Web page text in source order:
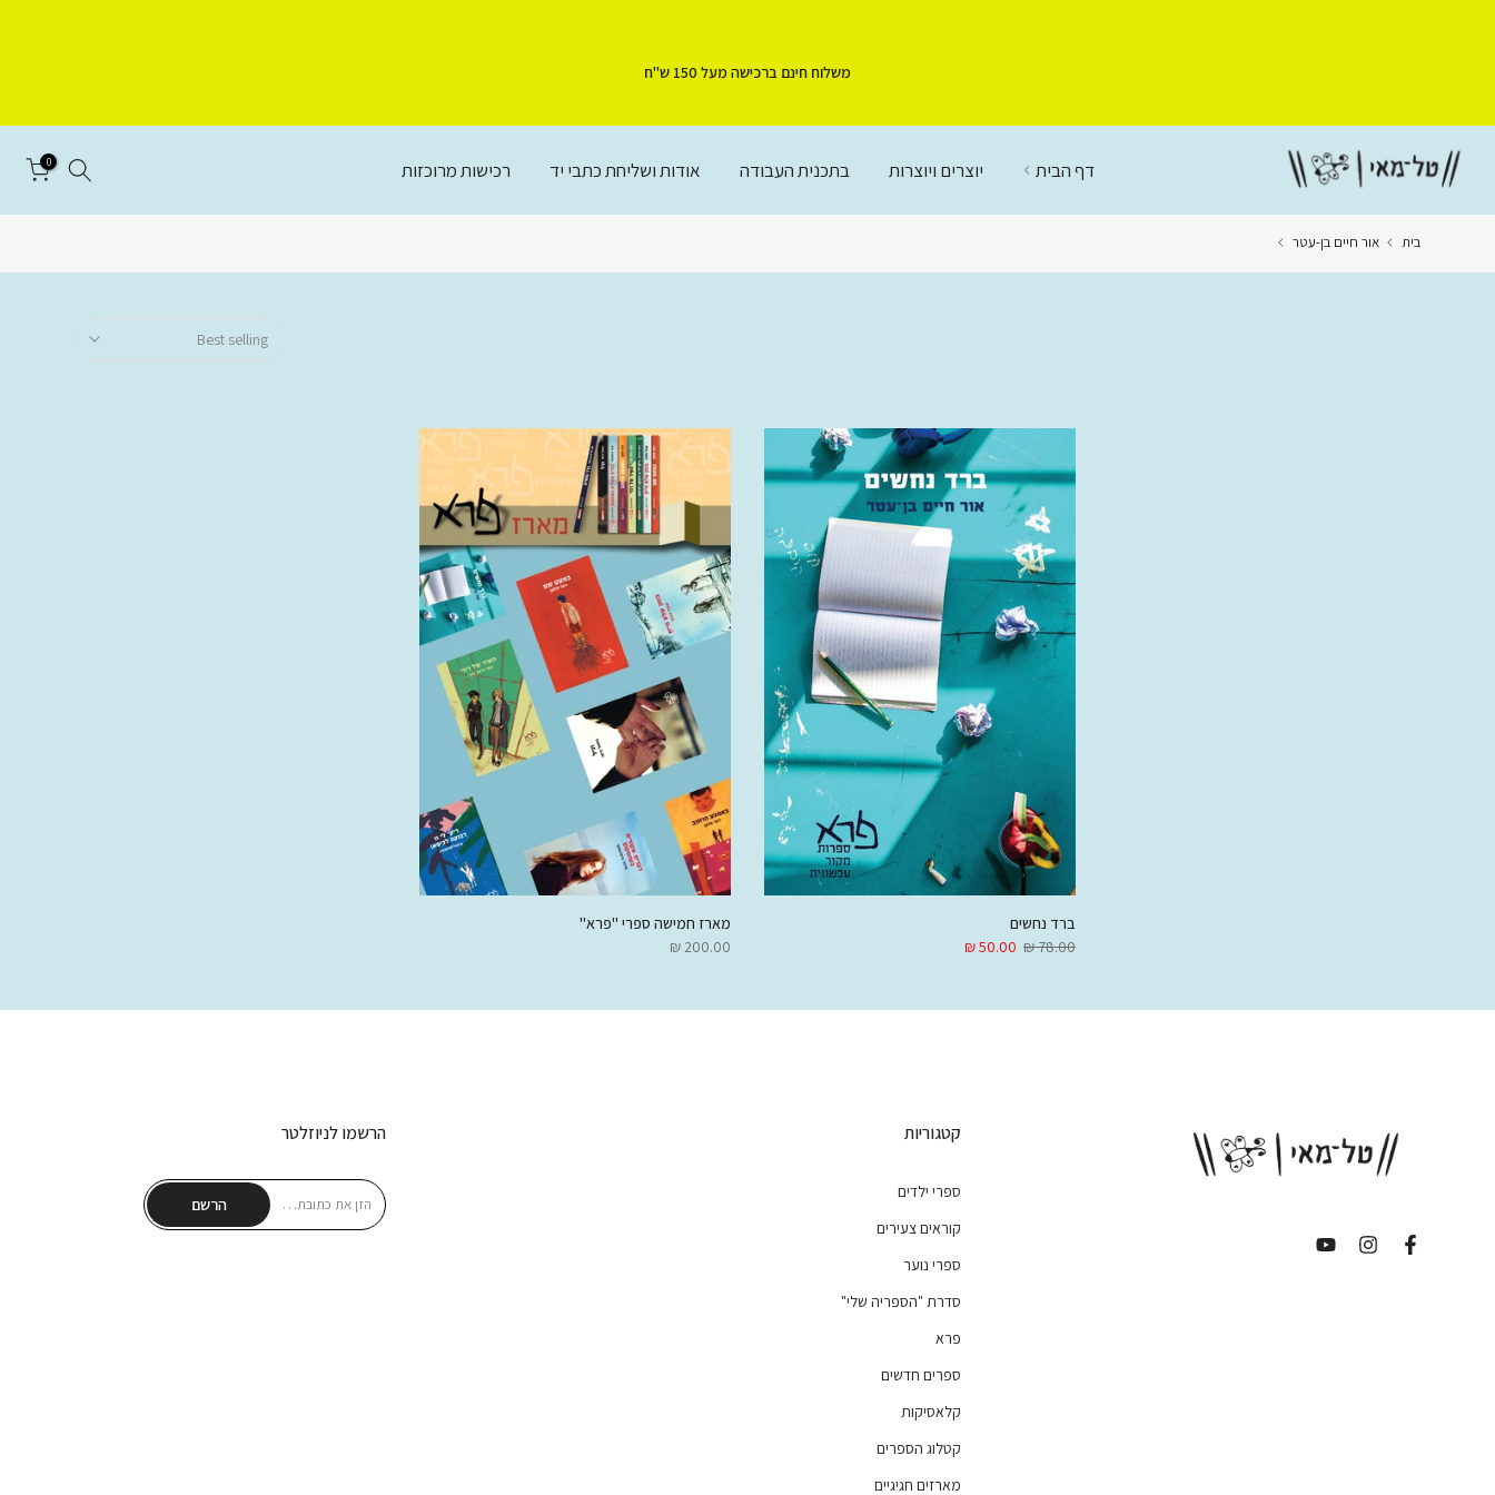
משלוח חינם ברכישה מעל 150 ש"ח
דף הבית יוצרים ויוצרות בתכנית העבודה אודות ושליחת כתבי יד רכישות מרוכזות 0
בית אור חיים בן-עטר
Best selling
ברד נחשים
78.00 ₪
50.00 ₪
מארז חמישה ספרי "פרא"
200.00 ₪
קטגוריות
ספרי ילדים
קוראים צעירים
ספרי נוער
סדרת "הספריה שלי"
פרא
ספרים חדשים
קלאסיקות
קטלוג הספרים
מארזים חגיגיים
הרשמו לניוזלטר
הרשם